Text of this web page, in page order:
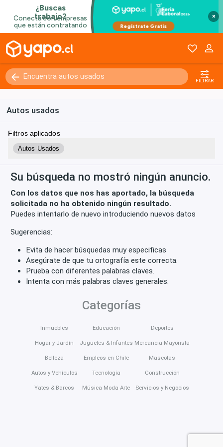
×
FILTRAR
Autos usados
Filtros aplicados
Autos Usados
Su búsqueda no mostró ningún anuncio.
Con los datos que nos has aportado, la búsqueda
solicitada no ha obtenido ningún resultado.
Puedes intentarlo de nuevo introduciendo nuevos datos
Sugerencias:
Evita de hacer búsquedas muy especificas
Asegúrate de que tu ortografía este correcta.
Prueba con diferentes palabras claves.
Intenta con más palabras claves generales.
Categorías
Inmuebles
Hogar y Jardín
Belleza
Autos y Vehículos
Yates & Barcos
Educación
Juguetes & Infantes
Empleos en Chile
Tecnología
Música Moda Arte
Deportes
Mercancía Mayorista
Mascotas
Construcción
Servicios y Negocios
Kilómetros 0 - 250000+